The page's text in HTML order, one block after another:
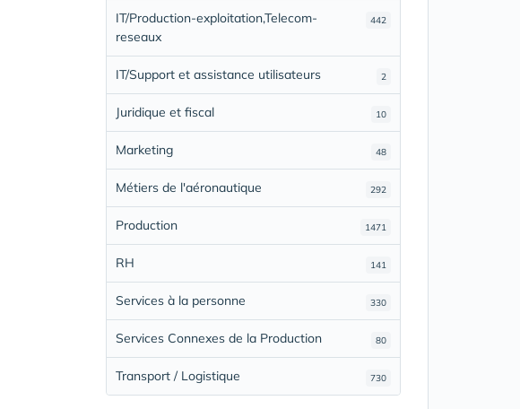
442
IT/Production-exploitation,Telecom-
reseaux
2
IT/Support et assistance utilisateurs
10
Juridique et fiscal
48
Marketing
292
Métiers de l'aéronautique
1471
Production
141
RH
330
Services à la personne
80
Services Connexes de la Production
730
Transport / Logistique